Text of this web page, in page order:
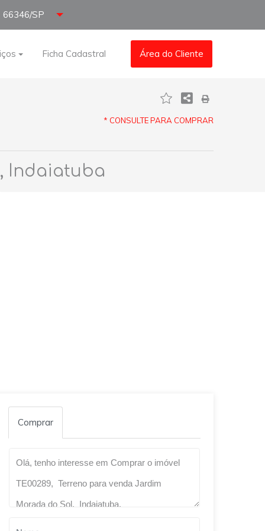
66346/SP
Ficha Cadastral Área do Cliente
* CONSULTE PARA COMPRAR
Indaiatuba
Comprar